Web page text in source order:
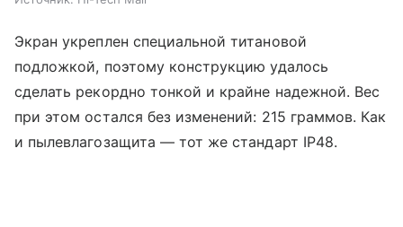
Экран укреплен специальной титановой
подложкой, поэтому конструкцию удалось
сделать рекордно тонкой и крайне надежной. Вес
при этом остался без изменений: 215 граммов. Как
и пылевлагозащита — тот же стандарт IP48.